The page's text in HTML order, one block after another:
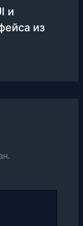
и
из